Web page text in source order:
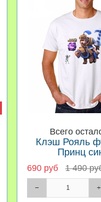
Всего
Клэш Рояль
Принц
690 руб 1 490